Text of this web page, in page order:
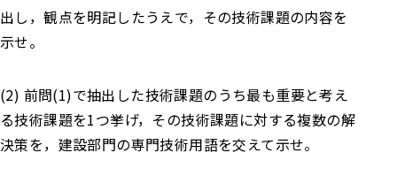
出し，観点を明記したうえで，その技術課題の内容を
示せ。
(2) 前問(1)で抽出した技術課題のうち最も重要と考え
る技術課題を1つ挙げ，その技術課題に対する複数の解
決策を，建設部門の専門技術用語を交えて示せ。